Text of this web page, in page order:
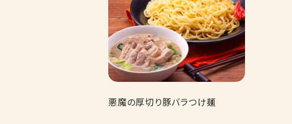
悪魔の厚切り豚バラつけ麺